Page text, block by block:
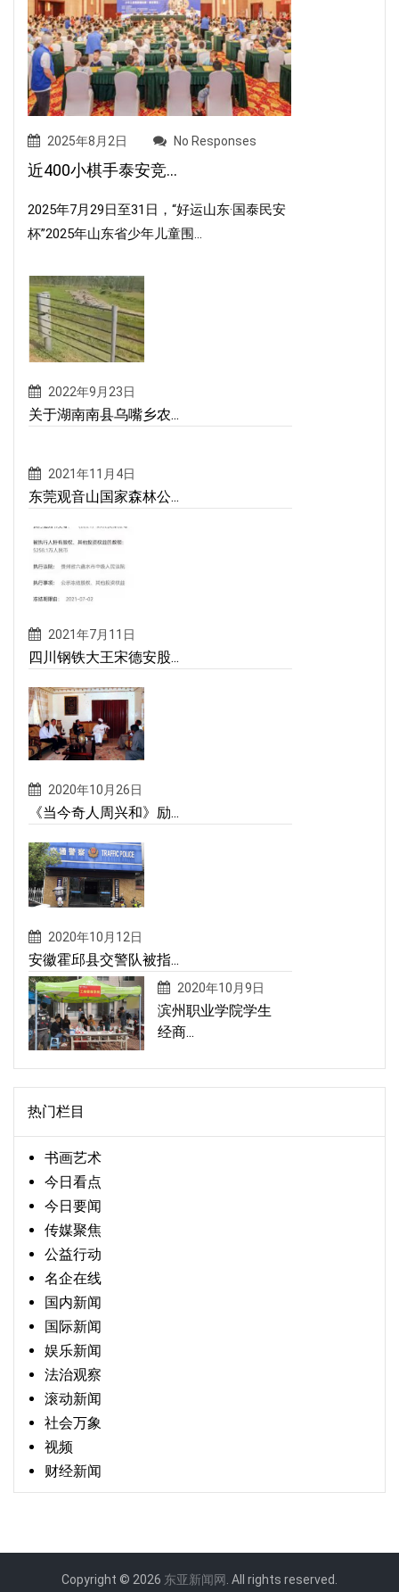
2025年8月2日 No Responses
近400小棋手泰安竞...
2025年7月29日至31日，“好运山东·国泰民安
杯”2025年山东省少年儿童围...
2022年9月23日
关于湖南南县乌嘴乡农...
2021年11月4日
东莞观音山国家森林公...
2021年7月11日
四川钢铁大王宋德安股...
2020年10月26日
《当今奇人周兴和》励...
2020年10月12日
安徽霍邱县交警队被指...
2020年10月9日
滨州职业学院学生
经商...
热门栏目
书画艺术
今日看点
今日要闻
传媒聚焦
公益行动
名企在线
国内新闻
国际新闻
娱乐新闻
法治观察
滚动新闻
社会万象
视频
财经新闻
Copyright © 2026 东亚新闻网 . All rights reserved.